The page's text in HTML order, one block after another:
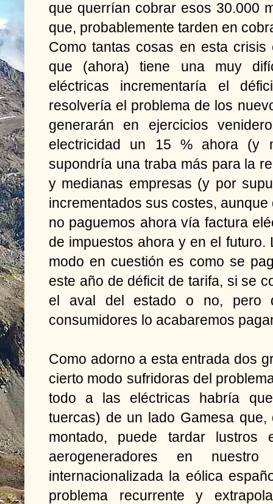
que querrían cobrar esos 30.000
que, probablemente tarden en
Como tantas cosas en esta crisis
que (ahora) tiene una muy
eléctricas incrementaría el
resolvería el problema de los
generarán en ejercicios
electricidad un 15 % ahora (y
supondría una traba más para la
y medianas empresas (y por
incrementados sus costes,
no paguemos ahora vía factura
de impuestos ahora y en el
modo en cuestión es como se
este año de déficit de tarifa, si se
el aval del estado o no, pero
consumidores lo acabaremos
Como adorno a esta entrada dos
cierto modo sufridoras del
todo a las eléctricas habría
tuercas) de un lado Gamesa
montado, puede tardar
aerogeneradores en
internacionalizada la eólica
problema recurrente y